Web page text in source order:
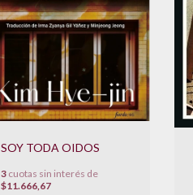
SOY TODA OIDOS
3 cuotas sin interés de
$11.666,67